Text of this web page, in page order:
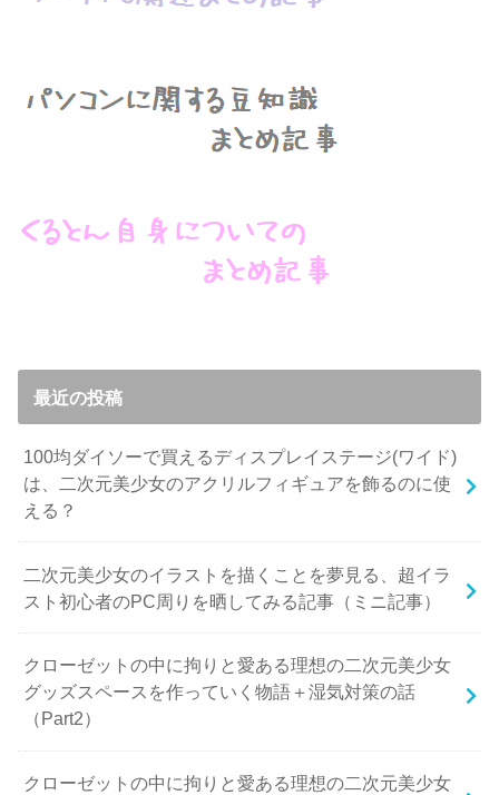
最近の投稿
100均ダイソーで買えるディスプレイステージ(ワイド)
は、二次元美少女のアクリルフィギュアを飾るのに使
える？
二次元美少女のイラストを描くことを夢見る、超イラ
スト初心者のPC周りを晒してみる記事（ミニ記事）
クローゼットの中に拘りと愛ある理想の二次元美少女
グッズスペースを作っていく物語＋湿気対策の話
（Part2）
クローゼットの中に拘りと愛ある理想の二次元美少女